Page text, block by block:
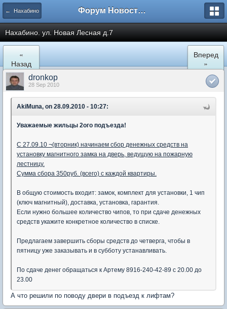
← Нахабино Форум Новостройки
Нахабино. ул. Новая Лесная д.7
«
Назад
Вперед
»
dronkop
28 Sep 2010
AkiMuna, on 28.09.2010 - 10:27:
Уважаемые жильцы 2ого подъезда!
С 27.09.10 ¬(вторник) начинаем сбор денежных средств на
установку магнитного замка на дверь, ведущую на пожарную
лестницу.
Сумма сбора 350руб. (всего) с каждой квартиры.
В общую стоимость входит: замок, комплект для установки, 1 чип
(ключ магнитный), доставка, установка, гарантия.
Если нужно большее количество чипов, то при сдаче денежных
средств укажите конкретное количество в списке.
Предлагаем завершить сборы средств до четверга, чтобы в
пятницу уже заказывать и в субботу устанавливать.
По сдаче денег обращаться к Артему 8916-240-42-89 с 20.00 до
23.00
А что решили по поводу двери в подъезд к лифтам?